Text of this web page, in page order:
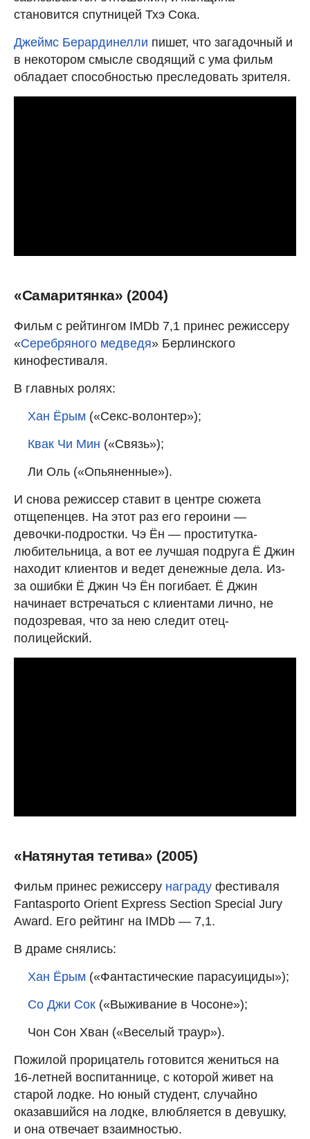
становится спутницей Тхэ Сока.
Джеймс Берардинелли пишет, что загадочный и
в некотором смысле сводящий с ума фильм
обладает способностью преследовать зрителя.
«Самаритянка» (2004)
Фильм с рейтингом IMDb 7,1 принес режиссеру
«Серебряного медведя» Берлинского
кинофестиваля.
В главных ролях:
Хан Ёрым («Секс-волонтер»);
Квак Чи Мин («Связь»);
Ли Оль («Опьяненные»).
И снова режиссер ставит в центре сюжета
отщепенцев. На этот раз его героини —
девочки-подростки. Чэ Ён — проститутка-
любительница, а вот ее лучшая подруга Ё Джин
находит клиентов и ведет денежные дела. Из-
за ошибки Ё Джин Чэ Ён погибает. Ё Джин
начинает встречаться с клиентами лично, не
подозревая, что за нею следит отец-
полицейский.
«Натянутая тетива» (2005)
Фильм принес режиссеру награду фестиваля
Fantasporto Orient Express Section Special Jury
Award. Его рейтинг на IMDb — 7,1.
В драме снялись:
Хан Ёрым («Фантастические парасуициды»);
Со Джи Сок («Выживание в Чосоне»);
Чон Сон Хван («Веселый траур»).
Пожилой прорицатель готовится жениться на
16-летней воспитаннице, с которой живет на
старой лодке. Но юный студент, случайно
оказавшийся на лодке, влюбляется в девушку,
и она отвечает взаимностью.